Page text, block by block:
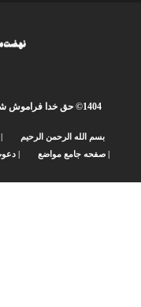
1404© حق خدا فراموش شده است؛ با نشر این مطالب آن را احیاء کنیم.
بسم الله الرحمن الرحیم
| صفحه جامع مواضع
|